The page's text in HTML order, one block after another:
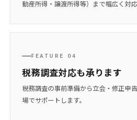
動産所得・譲渡所得等）まで幅広く対応
FEATURE 04
税務調査対応も承ります
税務調査の事前準備から立会・修正申
場でサポートします。